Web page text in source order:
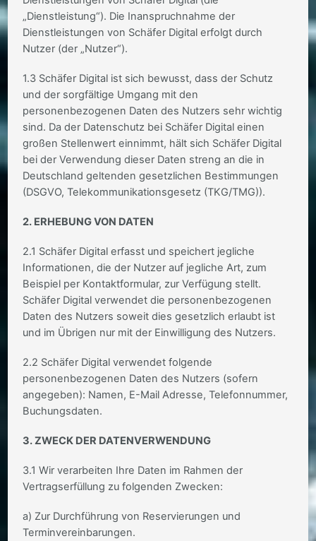
„Dienstleistung“). Die Inanspruchnahme der
Dienstleistungen von Schäfer Digital erfolgt durch
Nutzer (der „Nutzer“).
1.3 Schäfer Digital ist sich bewusst, dass der Schutz
und der sorgfältige Umgang mit den
personenbezogenen Daten des Nutzers sehr wichtig
sind. Da der Datenschutz bei Schäfer Digital einen
großen Stellenwert einnimmt, hält sich Schäfer Digital
bei der Verwendung dieser Daten streng an die in
Deutschland geltenden gesetzlichen Bestimmungen
(DSGVO, Telekommunikationsgesetz (TKG/TMG)).
2. ERHEBUNG VON DATEN
2.1 Schäfer Digital erfasst und speichert jegliche
Informationen, die der Nutzer auf jegliche Art, zum
Beispiel per Kontaktformular, zur Verfügung stellt.
Schäfer Digital verwendet die personenbezogenen
Daten des Nutzers soweit dies gesetzlich erlaubt ist
und im Übrigen nur mit der Einwilligung des Nutzers.
2.2 Schäfer Digital verwendet folgende
personenbezogenen Daten des Nutzers (sofern
angegeben): Namen, E-Mail Adresse, Telefonnummer,
Buchungsdaten.
3. ZWECK DER DATENVERWENDUNG
3.1 Wir verarbeiten Ihre Daten im Rahmen der
Vertragserfüllung zu folgenden Zwecken:
a) Zur Durchführung von Reservierungen und
Terminvereinbarungen.